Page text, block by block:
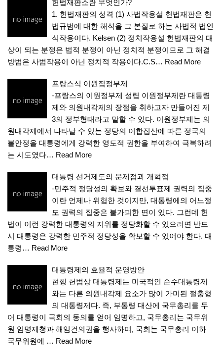
헌법재판소란 무엇인가?
1. 헌법재판의 성격 (1) 사법작용설 헌법재판은 헌
법규범에 대한 해석을 그 본질로 하는 사법적 법인
식작용이다. Kelsen (2) 정치작용설 헌법재판의 대
상이 되는 분쟁은 법적 분쟁이 아닌 정치적 분쟁이므로 그 해결
방법은 사법작용이 아닌 정치적 작용이다.C.S… Read More
프랑스식 이원집정부제
-프랑스의 이원정부제 성립 이원정부제란 대통령
제와 의원내각제의 장점을 취하고자 만들어진 제
3의 정부형태라고 말할 수 있다. 이원정부제는 의
원내각제에서 나타날 수 있는 정당의 이합집산에 따른 정국의
불안정을 대통령에게 강력한 영도적 권한을 부여하여 극복하려
는 시도였다… Read More
대통령 선거제도의 문제점과 개혁점
-민주적 정당성의 확보와 결선투표제 권력의 집중
이란 언제나 위험한 것이지만, 대통령에의 어느정
도 권력의 집중은 불가피한 면이 있다. 그런데 헌
법이 이런 강력한 대통령의 지위를 정당화할 수 있으려면 반드
시 대통령은 강력한 민주적 정당성을 확보할 수 있어야 한다. 대
통령… Read More
대통령제의 효율적 운영방안
현행 헌법상 대통령제는 미국적인 순수대통령제
와는 다른 의원내각제 요소가 많이 가미된 절충형
의 대통령제다. 즉, 부통령 대산에 국무총리를 두
어 대통령이 국회의 동의를 얻어 임명하고, 국무총리는 국무위
원 임명제청과 해임건의권을 행사하며, 국회는 국무총리 이하
국무위원에 … Read More